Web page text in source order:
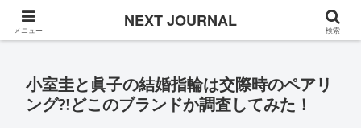
Once in a while
小室圭と眞子の結婚指輪は交際時のペアリ
ング⁈どこのブランドか調査してみた！
メニュー NEXT JOURNAL 検索